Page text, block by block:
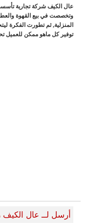
وتخصصت في بيع القهوة
المنزلية, ثم تطورت الفكرة
توفير كل ماهو ممكن
أرسل لــ عال الكيف